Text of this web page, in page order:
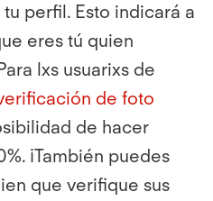
perfil. Esto indicará a
eres tú quien
lxs usuarixs de
de foto
de hacer
¡También puedes
que verifique sus